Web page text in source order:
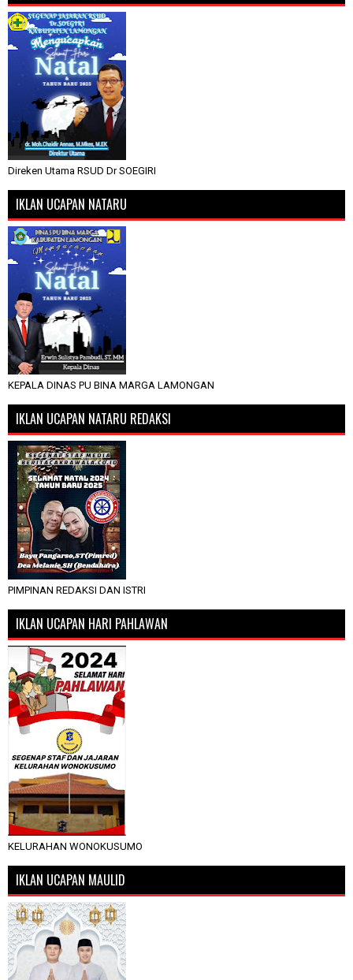
Direken Utama RSUD Dr SOEGIRI
IKLAN UCAPAN NATARU
KEPALA DINAS PU BINA MARGA LAMONGAN
IKLAN UCAPAN NATARU REDAKSI
PIMPINAN REDAKSI DAN ISTRI
IKLAN UCAPAN HARI PAHLAWAN
KELURAHAN WONOKUSUMO
IKLAN UCAPAN MAULID